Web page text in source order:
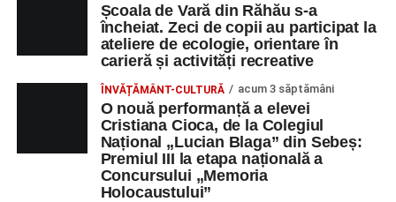
Școala de Vară din Răhău s-a
încheiat. Zeci de copii au participat la
ateliere de ecologie, orientare în
carieră și activități recreative
ÎNVĂȚĂMÂNT-CULTURĂ acum 3 săptămâni
O nouă performanță a elevei
Cristiana Cioca, de la Colegiul
Național „Lucian Blaga” din Sebeș:
Premiul III la etapa națională a
Concursului „Memoria
Holocaustului”